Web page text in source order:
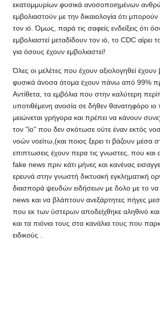
εκατομμυρίων φυσικά ανοσοποιημένων
εμβολιαστούν με την δικαιολογία ότι
τον ιό. Όμως, παρά τις σαφείς ενδείξεις ότι
εμβολιαστεί μεταδίδουν τον ιό, το CDC αίρει
για όσους έχουν εμβολιαστεί!
Όλες οι μελέτες που έχουν αξιολογηθεί έχουν
φυσικά άνοσα άτομα έχουν πάνω από 99%
Αντίθετα, τα εμβόλια που στην καλύτερη
υποτιθέμενη ανοσία σε δήθεν θανατηφόρο ιο
μειώνεται γρήγορα και πρέπει να κάνουν
τον "ίο" που δεν σκότωσε ούτε έναν εκτός
νοών νοείτω,(και ποιος ξερει τι βάζουν μέσα
επιπτωσεις έχουν περα τις γνωστες, που και
fake news πριν κάτι μήνες και κανένας
ερευνά στην γνωστή δικτυακή εγκληματική
διασπορά ψευδών ειδήσεων με δολο με το
news και να βλάπτουν ανεξάρτητες πήγες
που εκ των ύστερων αποδείχθηκε αληθινό
και τα πιόνια τους στα κανάλια τους που
ειδικούς .